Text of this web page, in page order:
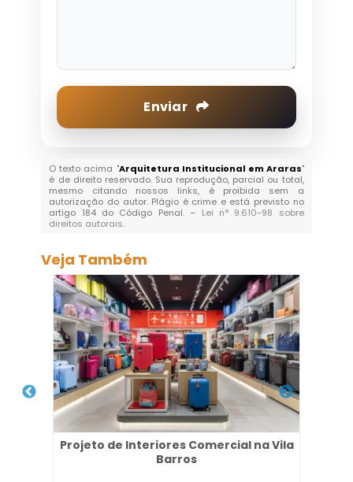
Enviar
O texto acima "Arquitetura Institucional em Araras"
é de direito reservado. Sua reprodução, parcial ou total,
mesmo citando nossos links, é proibida sem a
autorização do autor. Plágio é crime e está previsto no
artigo 184 do Código Penal. – Lei n° 9.610-98 sobre
direitos autorais.
Veja Também
Projeto de Interiores Comercial na Vila
Barros